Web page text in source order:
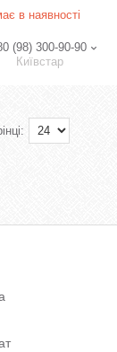
в наявності
(98) 300-90-90
Київстар